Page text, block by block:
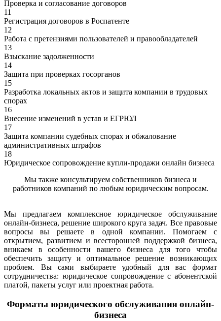
Проверка и согласование договоров
11
Регистрация договоров в Роспатенте
12
Работа с претензиями пользователей и правообладателей
13
Взыскание задолженности
14
Защита при проверках госорганов
15
Разработка локальных актов и защита компании в трудовых
спорах
16
Внесение изменений в устав и ЕГРЮЛ
17
Защита компании судебных спорах и обжалование
административных штрафов
18
Юридическое сопровождение купли-продажи онлайн бизнеса
Мы также консультируем собственников бизнеса и
работников компаний по любым юридическим вопросам.
Мы предлагаем комплексное юридическое обслуживание
онлайн-бизнеса, решение широкого круга задач. Все правовые
вопросы вы решаете в одной компании. Помогаем с
открытием, развитием и всесторонней поддержкой бизнеса,
вникаем в особенности вашего бизнеса для того чтобы
обеспечить защиту и оптимальное решение возникающих
проблем. Вы сами выбираете удобный для вас формат
сотрудничества: юридическое сопровождение с абонентской
платой, пакеты услуг или проектная работа.
Форматы юридического обслуживания онлайн-
бизнеса